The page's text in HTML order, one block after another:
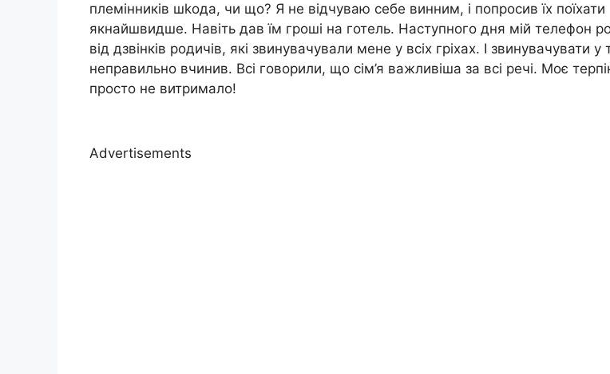
племінників шkода, чи що? Я не відчуваю себе винним, і попросив їх поїхати
якнайшвидше. Навіть дав їм гроші на готель. Наступного дня мій телефон
від дзвінків родичів, які звинувачували мене у всіх гріхах. І звинувачувати
неправильно вчинив. Всі говорили, що сім’я важливіша за всі речі. Моє
просто не витримало!
Advertisements